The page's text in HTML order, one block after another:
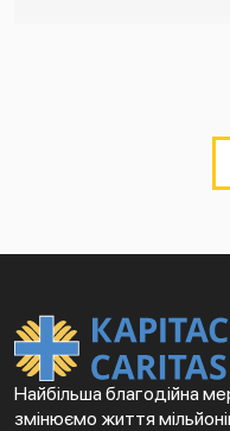
Найбільша благодійна
змінюємо життя